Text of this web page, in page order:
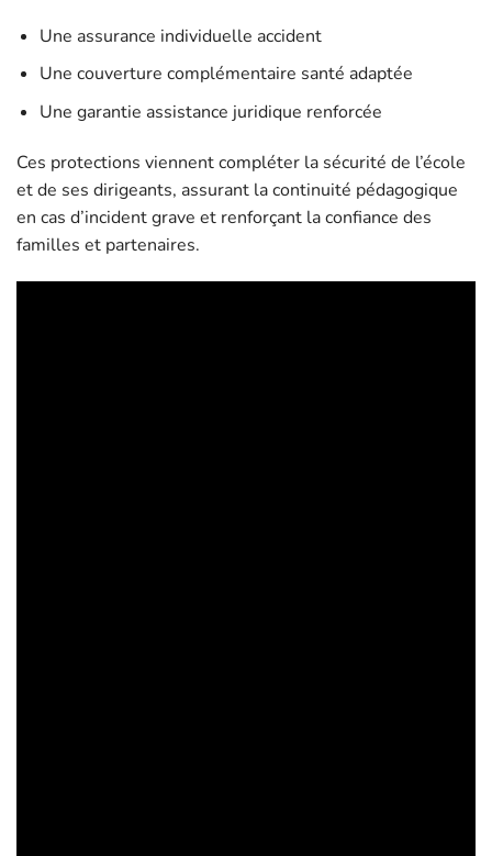
Une assurance individuelle accident
Une couverture complémentaire santé adaptée
Une garantie assistance juridique renforcée
Ces protections viennent compléter la sécurité de l’école
et de ses dirigeants, assurant la continuité pédagogique
en cas d’incident grave et renforçant la confiance des
familles et partenaires.